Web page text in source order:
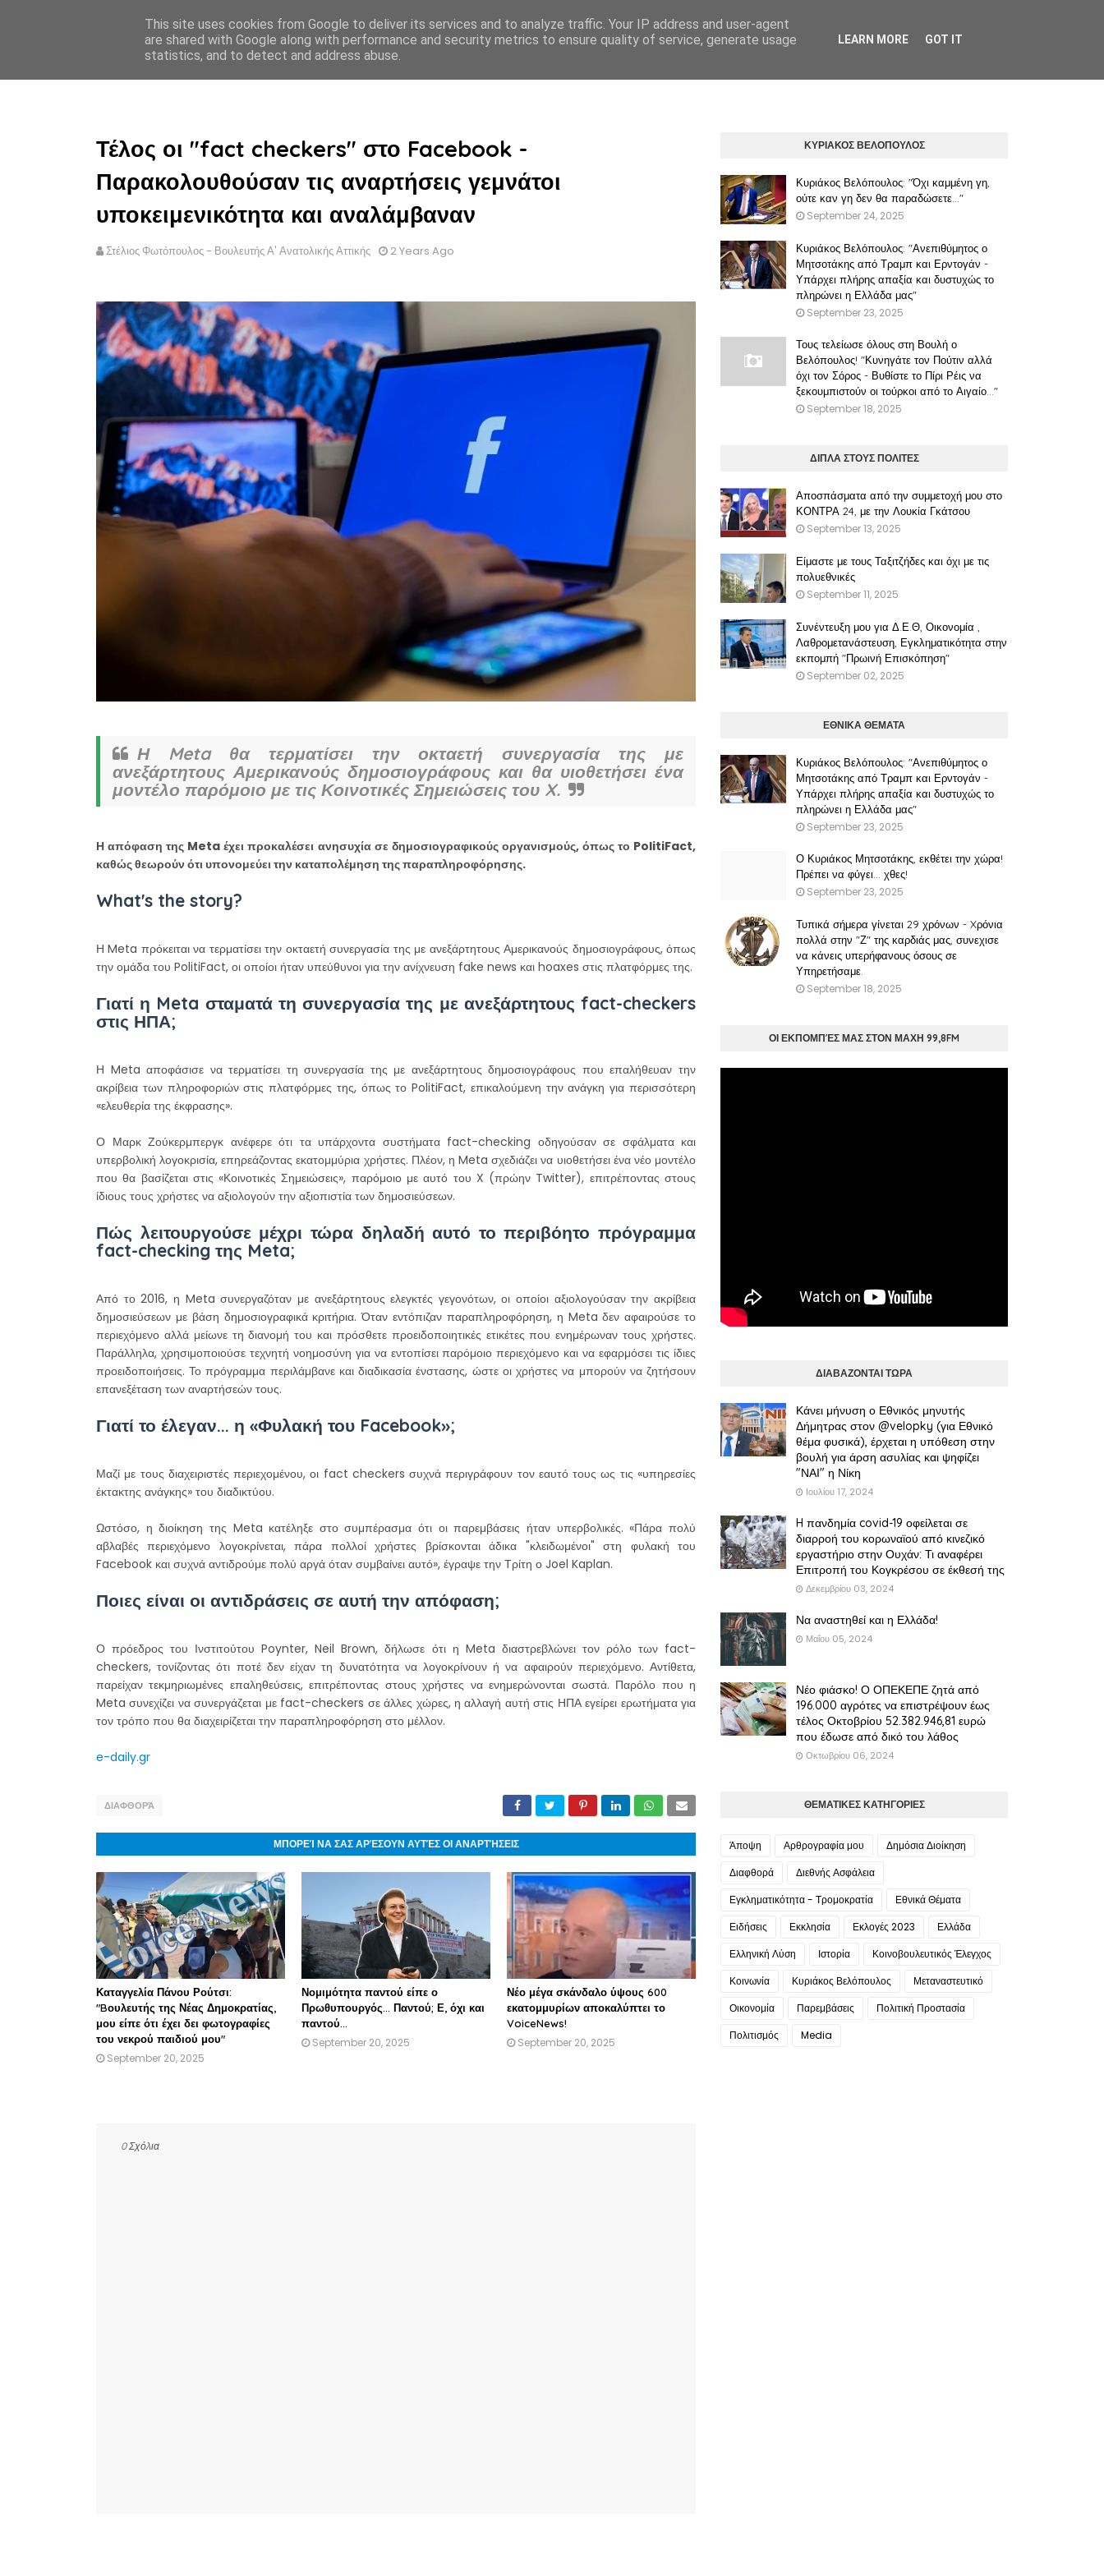
ΣΤΕΛΙΟΣ ΦΩΤΟΠΟΥΛΟΣ
Τέλος οι "fact checkers" στο Facebook -
Παρακολουθούσαν τις αναρτήσεις γεμνάτοι
υποκειμενικότητα και αναλάμβαναν
Στέλιος Φωτόπουλος - Βουλευτής Α' Ανατολικής Αττικής 2 Years Ago
Η Meta θα τερματίσει την οκταετή συνεργασία της με
ανεξάρτητους Αμερικανούς δημοσιογράφους και θα υιοθετήσει ένα
μοντέλο παρόμοιο με τις Κοινοτικές Σημειώσεις του X.
Η απόφαση της Meta έχει προκαλέσει ανησυχία σε δημοσιογραφικούς οργανισμούς, όπως το PolitiFact,
καθώς θεωρούν ότι υπονομεύει την καταπολέμηση της παραπληροφόρησης.
What's the story?
Η Meta πρόκειται να τερματίσει την οκταετή συνεργασία της με ανεξάρτητους Αμερικανούς δημοσιογράφους, όπως
την ομάδα του PolitiFact, οι οποίοι ήταν υπεύθυνοι για την ανίχνευση fake news και hoaxes στις πλατφόρμες της.
Γιατί η Meta σταματά τη συνεργασία της με ανεξάρτητους fact-checkers
στις ΗΠΑ;
Η Meta αποφάσισε να τερματίσει τη συνεργασία της με ανεξάρτητους δημοσιογράφους που επαλήθευαν την
ακρίβεια των πληροφοριών στις πλατφόρμες της, όπως το PolitiFact, επικαλούμενη την ανάγκη για περισσότερη
«ελευθερία της έκφρασης».
Ο Μαρκ Ζούκερμπεργκ ανέφερε ότι τα υπάρχοντα συστήματα fact-checking οδηγούσαν σε σφάλματα και
υπερβολική λογοκρισία, επηρεάζοντας εκατομμύρια χρήστες. Πλέον, η Meta σχεδιάζει να υιοθετήσει ένα νέο μοντέλο
που θα βασίζεται στις «Κοινοτικές Σημειώσεις», παρόμοιο με αυτό του X (πρώην Twitter), επιτρέποντας στους
ίδιους τους χρήστες να αξιολογούν την αξιοπιστία των δημοσιεύσεων.
Πώς λειτουργούσε μέχρι τώρα δηλαδή αυτό το περιβόητο πρόγραμμα
fact-checking της Meta;
Από το 2016, η Meta συνεργαζόταν με ανεξάρτητους ελεγκτές γεγονότων, οι οποίοι αξιολογούσαν την ακρίβεια
δημοσιεύσεων με βάση δημοσιογραφικά κριτήρια. Όταν εντόπιζαν παραπληροφόρηση, η Meta δεν αφαιρούσε το
περιεχόμενο αλλά μείωνε τη διανομή του και πρόσθετε προειδοποιητικές ετικέτες που ενημέρωναν τους χρήστες.
Παράλληλα, χρησιμοποιούσε τεχνητή νοημοσύνη για να εντοπίσει παρόμοιο περιεχόμενο και να εφαρμόσει τις ίδιες
προειδοποιήσεις. Το πρόγραμμα περιλάμβανε και διαδικασία ένστασης, ώστε οι χρήστες να μπορούν να ζητήσουν
επανεξέταση των αναρτήσεών τους.
Γιατί το έλεγαν... η «Φυλακή του Facebook»;
Μαζί με τους διαχειριστές περιεχομένου, οι fact checkers συχνά περιγράφουν τον εαυτό τους ως τις «υπηρεσίες
έκτακτης ανάγκης» του διαδικτύου.
Ωστόσο, η διοίκηση της Meta κατέληξε στο συμπέρασμα ότι οι παρεμβάσεις ήταν υπερβολικές. «Πάρα πολύ
αβλαβές περιεχόμενο λογοκρίνεται, πάρα πολλοί χρήστες βρίσκονται άδικα "κλειδωμένοι" στη φυλακή του
Facebook και συχνά αντιδρούμε πολύ αργά όταν συμβαίνει αυτό», έγραψε την Τρίτη ο Joel Kaplan.
Ποιες είναι οι αντιδράσεις σε αυτή την απόφαση;
Ο πρόεδρος του Ινστιτούτου Poynter, Neil Brown, δήλωσε ότι η Meta διαστρεβλώνει τον ρόλο των fact-
checkers, τονίζοντας ότι ποτέ δεν είχαν τη δυνατότητα να λογοκρίνουν ή να αφαιρούν περιεχόμενο. Αντίθετα,
παρείχαν τεκμηριωμένες επαληθεύσεις, επιτρέποντας στους χρήστες να ενημερώνονται σωστά. Παρόλο που η
Meta συνεχίζει να συνεργάζεται με fact-checkers σε άλλες χώρες, η αλλαγή αυτή στις ΗΠΑ εγείρει ερωτήματα για
τον τρόπο που θα διαχειρίζεται την παραπληροφόρηση στο μέλλον.
e-daily.gr
ΔΙΑΦΘΟΡΆ
ΜΠΟΡΕΊ ΝΑ ΣΑΣ ΑΡΈΣΟΥΝ ΑΥΤΈΣ ΟΙ ΑΝΑΡΤΉΣΕΙΣ
Καταγγελία Πάνου Ρούτσι:
"Bουλευτής της Νέας Δημοκρατίας,
μου είπε ότι έχει δει φωτογραφίες
του νεκρού παιδιού μου"
September 20, 2025
Νομιμότητα παντού είπε ο
Πρωθυπουργός... Παντού; Ε, όχι και
παντού...
September 20, 2025
Νέο μέγα σκάνδαλο ύψους 600
εκατομμυρίων αποκαλύπτει το
VoiceNews!
September 20, 2025
0 Σχόλια
ΚΥΡΙΑΚΟΣ ΒΕΛΟΠΟΥΛΟΣ
Κυριάκος Βελόπουλος: "Όχι καμμένη γη,
ούτε καν γη δεν θα παραδώσετε..."
September 24, 2025
Κυριάκος Βελόπουλος: "Ανεπιθύμητος ο
Μητσοτάκης από Τραμπ και Ερντογάν -
Υπάρχει πλήρης απαξία και δυστυχώς το
πληρώνει η Ελλάδα μας"
September 23, 2025
Τους τελείωσε όλους στη Βουλή ο
Βελόπουλος! "Κυνηγάτε τον Πούτιν αλλά
όχι τον Σόρος - Βυθίστε το Πίρι Ρέις να
ξεκουμπιστούν οι τούρκοι από το Αιγαίο..."
September 18, 2025
ΔΙΠΛΑ ΣΤΟΥΣ ΠΟΛΙΤΕΣ
Αποσπάσματα από την συμμετοχή μου στο
ΚΟΝΤΡΑ 24, με την Λουκία Γκάτσου
September 13, 2025
Είμαστε με τους Ταξιτζήδες και όχι με τις
πολυεθνικές
September 11, 2025
Συνέντευξη μου για Δ.Ε.Θ, Οικονομία ,
Λαθρομετανάστευση, Εγκληματικότητα στην
εκπομπή "Πρωινή Επισκόπηση"
September 02, 2025
ΕΘΝΙΚΑ ΘΕΜΑΤΑ
Κυριάκος Βελόπουλος: "Ανεπιθύμητος ο
Μητσοτάκης από Τραμπ και Ερντογάν -
Υπάρχει πλήρης απαξία και δυστυχώς το
πληρώνει η Ελλάδα μας"
September 23, 2025
Ο Κυριάκος Μητσοτάκης, εκθέτει την χώρα!
Πρέπει να φύγει… χθες!
September 23, 2025
Τυπικά σήμερα γίνεται 29 χρόνων - Xρόνια
πολλά στην "Ζ" της καρδιάς μας, συνεχισε
να κάνεις υπερήφανους όσους σε
Υπηρετήσαμε.
September 18, 2025
ΟΙ ΕΚΠΟΜΠΈΣ ΜΑΣ ΣΤΟΝ ΜΑΧΗ 99,8FM
ΔΙΑΒΑΖΟΝΤΑΙ ΤΩΡΑ
Κάνει μήνυση ο Εθνικός μηνυτής
Δήμητρας στον @velopky (για Εθνικό
θέμα φυσικά), έρχεται η υπόθεση στην
βουλή για άρση ασυλίας και ψηφίζει
"ΝΑΙ" η Νίκη
Ιουλίου 17, 2024
H πανδημία covid-19 οφείλεται σε
διαρροή του κορωναϊού από κινεζικό
εργαστήριο στην Ουχάν: Τι αναφέρει
Επιτροπή του Κογκρέσου σε έκθεσή της
Δεκεμβρίου 03, 2024
Να αναστηθεί και η Ελλάδα!
Μαΐου 05, 2024
Νέο φιάσκο! Ο ΟΠΕΚΕΠΕ ζητά από
196.000 αγρότες να επιστρέψουν έως
τέλος Οκτοβρίου 52.382.946,81 ευρώ
που έδωσε από δικό του λάθος
Οκτωβρίου 06, 2024
ΘΕΜΑΤΙΚΕΣ ΚΑΤΗΓΟΡΙΕΣ
Άποψη Αρθρογραφία μου
Δημόσια Διοίκηση
Διαφθορά
Διεθνής Ασφάλεια
Εγκληματικότητα - Τρομοκρατία
Εθνικά Θέματα
Ειδήσεις
Εκκλησία Εκλογές 2023
Ελλάδα
Ελληνική Λύση
Ιστορία
Κοινοβουλευτικός Έλεγχος
Κοινωνία
Κυριάκος Βελόπουλος
Μεταναστευτικό
Οικονομία
Παρεμβάσεις
Πολιτική Προστασία
Πολιτισμός
Media
This site uses cookies from Google to deliver its services and to analyze traffic. Your IP address and user-agent
are shared with Google along with performance and security metrics to ensure quality of service, generate usage
statistics, and to detect and address abuse.
LEARN MORE GOT IT